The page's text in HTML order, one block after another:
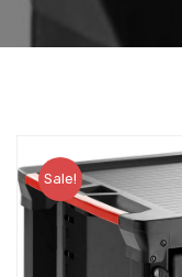
Sale!